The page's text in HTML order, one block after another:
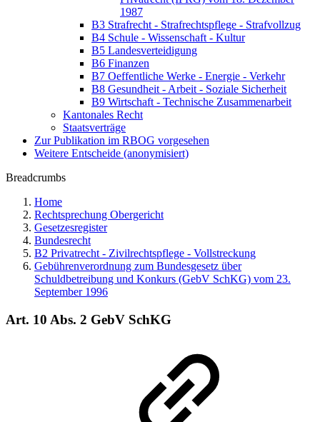
1987
B3 Strafrecht - Strafrechtspflege - Strafvollzug
B4 Schule - Wissenschaft - Kultur
B5 Landesverteidigung
B6 Finanzen
B7 Oeffentliche Werke - Energie - Verkehr
B8 Gesundheit - Arbeit - Soziale Sicherheit
B9 Wirtschaft - Technische Zusammenarbeit
Kantonales Recht
Staatsverträge
Zur Publikation im RBOG vorgesehen
Weitere Entscheide (anonymisiert)
Breadcrumbs
Home
Rechtsprechung Obergericht
Gesetzesregister
Bundesrecht
B2 Privatrecht - Zivilrechtspflege - Vollstreckung
Gebührenverordnung zum Bundesgesetz über
Schuldbetreibung und Konkurs (GebV SchKG) vom 23.
September 1996
Art. 10 Abs. 2 GebV SchKG